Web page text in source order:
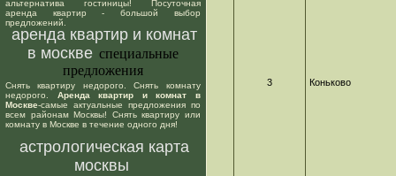
альтернатива гостиницы! Посуточная
аренда квартир - большой выбор
предложений.
аренда квартир и комнат
в москве специальные
предложения
Снять квартиру недорого. Снять комнату
недорого. Аренда квартир и комнат в
Москве-самые актуальные предложения по
всем районам Москвы! Снять квартиру или
комнату в Москве в течение одного дня!
астрологическая карта
москвы
3 Коньково